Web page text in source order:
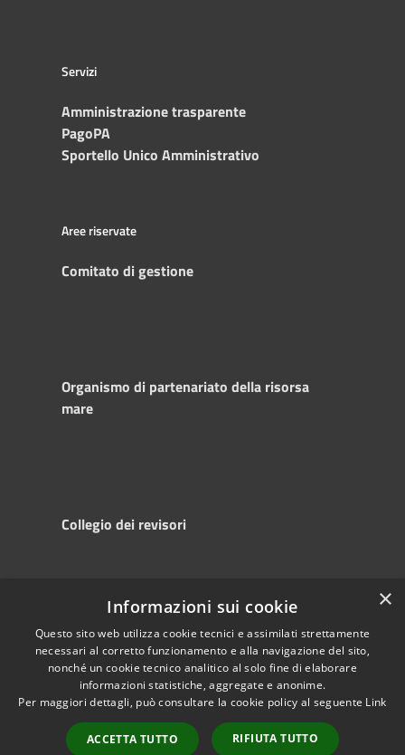
Servizi
Amministrazione trasparente
PagoPA
Sportello Unico Amministrativo
Aree riservate
Comitato di gestione
Organismo di partenariato della risorsa
mare
Collegio dei revisori
Accessibility
Privacy
Cookie
Sitemap
Copyright © 2025
Autorità di
Sistema Portuale
del Mare Adriatico
Centrale
Powered by
Municipium
×
Informazioni sui cookie
Questo sito web utilizza cookie tecnici e assimilati strettamente
necessari al corretto funzionamento e alla navigazione del sito,
nonché un cookie tecnico analitico al solo fine di elaborare
informazioni statistiche, aggregate e anonime.
Per maggiori dettagli, può consultare la cookie policy al seguente Link
ACCETTA TUTTO RIFIUTA TUTTO